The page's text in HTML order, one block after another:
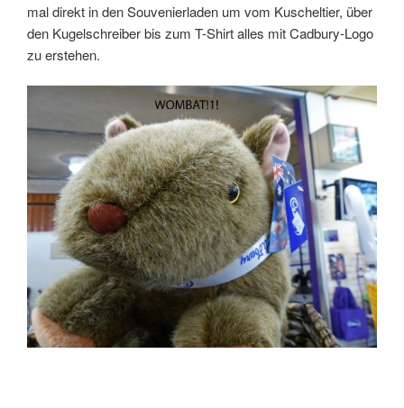
mal direkt in den Souvenierladen um vom Kuscheltier, über
den Kugelschreiber bis zum T-Shirt alles mit Cadbury-Logo
zu erstehen.